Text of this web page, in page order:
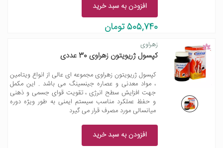
افزودن به سبد خرید
505,740 تومان
زهراوی
کپسول ژریویتون زهراوی 30 عددی
کپسول ژریویتون زهراوی مجموعه ای عالی از انواع ویتامین
، مواد معدنی و عصاره جینسینگ می باشد . این مکمل
جهت افزایش سطح انرژی ، تقویت قوای جسمی و ذهنی
و حفظ عملکرد مناسب سیستم ایمنی به طور ویژه دوره
میانسالی مورد مصرف قرار می گیرد
افزودن به سبد خرید